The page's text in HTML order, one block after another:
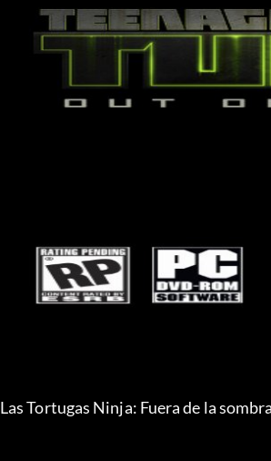
Las Tortugas Ninja: Fuera de la